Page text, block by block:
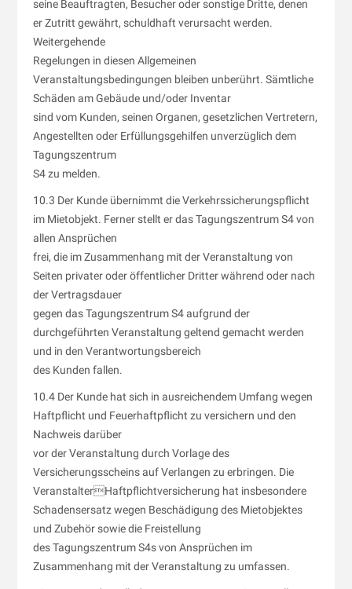
seine Beauftragten, Besucher oder sonstige Dritte, denen
er Zutritt gewährt, schuldhaft verursacht werden.
Weitergehende
Regelungen in diesen Allgemeinen
Veranstaltungsbedingungen bleiben unberührt. Sämtliche
Schäden am Gebäude und/oder Inventar
sind vom Kunden, seinen Organen, gesetzlichen Vertretern,
Angestellten oder Erfüllungsgehilfen unverzüglich dem
Tagungszentrum
S4 zu melden.
10.3 Der Kunde übernimmt die Verkehrssicherungspflicht
im Mietobjekt. Ferner stellt er das Tagungszentrum S4 von
allen Ansprüchen
frei, die im Zusammenhang mit der Veranstaltung von
Seiten privater oder öffentlicher Dritter während oder nach
der Vertragsdauer
gegen das Tagungszentrum S4 aufgrund der
durchgeführten Veranstaltung geltend gemacht werden
und in den Verantwortungsbereich
des Kunden fallen.
10.4 Der Kunde hat sich in ausreichendem Umfang wegen
Haftpflicht und Feuerhaftpflicht zu versichern und den
Nachweis darüber
vor der Veranstaltung durch Vorlage des
Versicherungsscheins auf Verlangen zu erbringen. Die
VeranstalterHaftpflichtversicherung hat insbesondere
Schadensersatz wegen Beschädigung des Mietobjektes
und Zubehör sowie die Freistellung
des Tagungszentrum S4s von Ansprüchen im
Zusammenhang mit der Veranstaltung zu umfassen.